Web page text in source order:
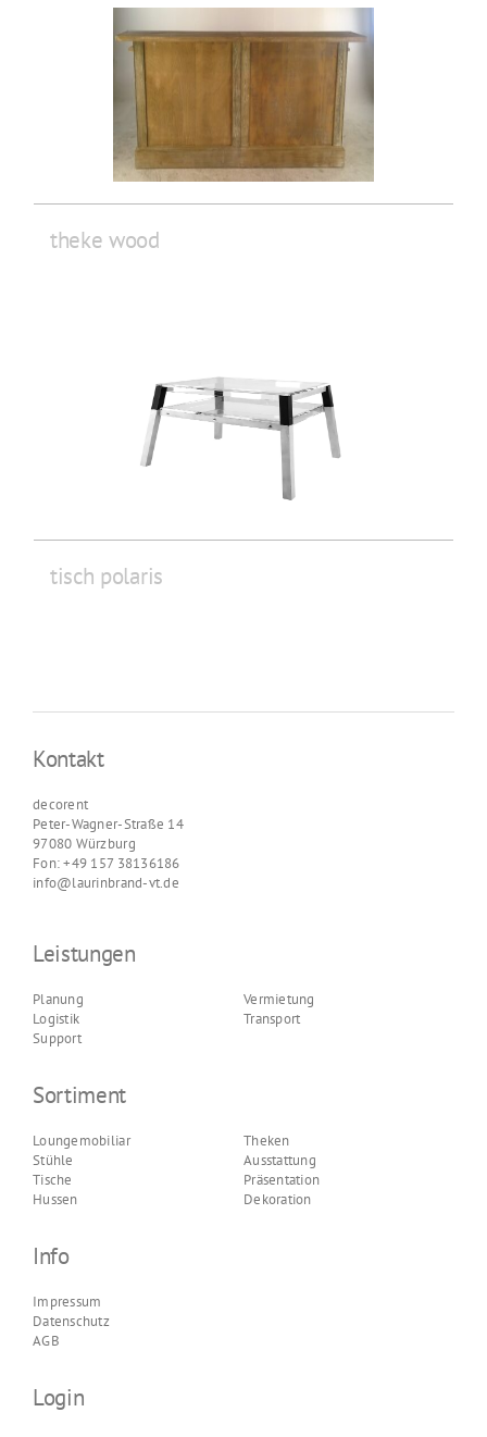
theke wood
tisch polaris
Kontakt
decorent
Peter-Wagner-Straße 14
97080 Würzburg
Fon: +49 157 38136186
info@laurinbrand-vt.de
Leistungen
Planung
Logistik
Support
Vermietung
Transport
Sortiment
Loungemobiliar
Stühle
Tische
Hussen
Theken
Ausstattung
Präsentation
Dekoration
Info
Impressum
Datenschutz
AGB
Login